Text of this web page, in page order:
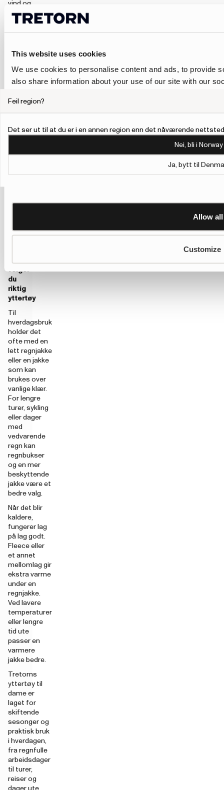
This website uses cookies
We use cookies to personalise content and ads, to provide
also share information about your use of our site with our
their services.
To give users more control over their data and ad
Learn more about Google’s Personalisation and
Allow all
Customize
vind og
kulde,
avhengig
jakke til
hverdagsbruk
et regnsett
mer dekning,
eller en
når
vær og
du
riktig
yttertøy
Til
hverdagsbruk
holder det
ofte med en
lett regnjakke
eller en jakke
som kan
brukes over
vanlige klær.
For lengre
turer, sykling
eller dager
med
vedvarende
regn kan
regnbukser
og en mer
beskyttende
jakke være et
bedre valg.
Når det blir
kaldere,
fungerer lag
på lag godt.
Fleece eller
et annet
mellomlag gir
ekstra varme
under en
regnjakke.
Ved lavere
temperaturer
eller lengre
tid ute
passer en
varmere
jakke bedre.
Tretorns
yttertøy til
dame er
laget for
skiftende
sesonger og
praktisk bruk
i hverdagen,
fra regnfulle
arbeidsdager
til turer,
reiser og
dager ute.
Feil region?
Det ser ut til at du er i en annen region enn det nåværende
Nei, bli i Norway
Ja, bytt til